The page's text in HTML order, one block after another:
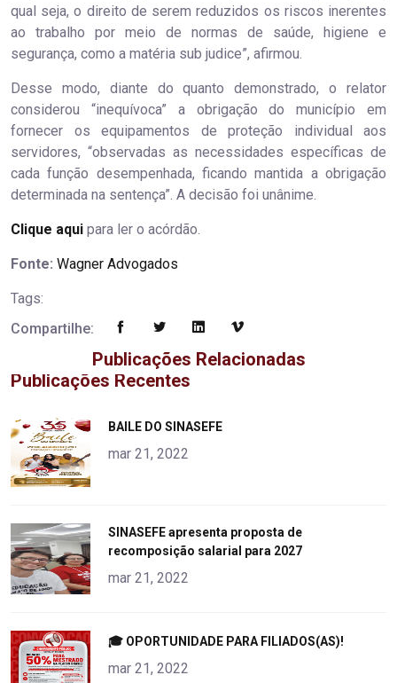
qual seja, o direito de serem reduzidos os riscos inerentes
ao trabalho por meio de normas de saúde, higiene e
segurança, como a matéria sub judice”, afirmou.
Desse modo, diante do quanto demonstrado, o relator
considerou “inequívoca” a obrigação do município em
fornecer os equipamentos de proteção individual aos
servidores, “observadas as necessidades específicas de
cada função desempenhada, ficando mantida a obrigação
determinada na sentença”. A decisão foi unânime.
Clique aqui para ler o acórdão.
Fonte: Wagner Advogados
Tags:
Compartilhe:
Publicações Relacionadas
Publicações Recentes
alt="product">
BAILE DO SINASEFE
mar 21, 2022
alt="product">
SINASEFE apresenta proposta de
recomposição salarial para 2027
mar 21, 2022
alt="product">
🎓 OPORTUNIDADE PARA FILIADOS(AS)!
mar 21, 2022